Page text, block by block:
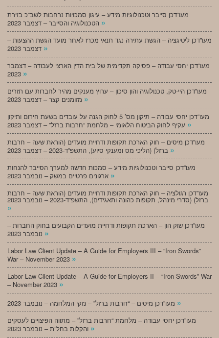
מעו”דכן סייבר וטכנולוגיות מידע – עיגון סמכויות נרחבות לשב”כ בזירת
»
מעו”דכן ליטיגציה – הגשת עתירה נגד תנאי מכרז לאחר מועד הגשת ההצעות –
»
מעו”דכן יחסי עבודה – פסיקה תקדימית של בית הדין הארצי לעבודה – דצמבר
»
מעו”דכן היי-טק, טכנולוגיה והון סיכון – ערוץ מענקים מהיר לחברות עם תזרים
»
מעו”דכן יחסי עבודה – תיקון מס’ 5 לחוק הגנה על עובדים בשעת חירום ותיקון
»
מעו”דכן מיסים – חוק הארכת תקופות ודחיית מועדים (הוראת שעה – חרבות
»
מעו”דכן סייבר וטכנולוגיות מידע – סמכות חדשה למערך הסייבר להנחות
»
מעו”דכן רגולציה – חוק הארכת תקופות ודחיית מועדים (הוראת שעה – חרבות
ברזל) (סדרי מינהל, תקופות כהונה ותאגידים), התשפ”ד-2023 – נובמבר 2023
»
מעו”דכן שוק הון – הארכת תקופות ודחיית מועדים הקבועים בחוק החברות –
»
Labor Law Client Update – A Guide for Employers III – “Iron Swords”
War – November 2023 »
Labor Law Client Update – A Guide for Employers II – “Iron Swords” War
– November 2023 »
»
מעו”דכן יחסי עבודה – מלחמת “חרבות ברזל” – מתווה הפיצויים לעסקים
»